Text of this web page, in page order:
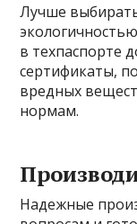
Лучше
в техпаспорте
сертификаты,
вредных
нормам.
Надежные